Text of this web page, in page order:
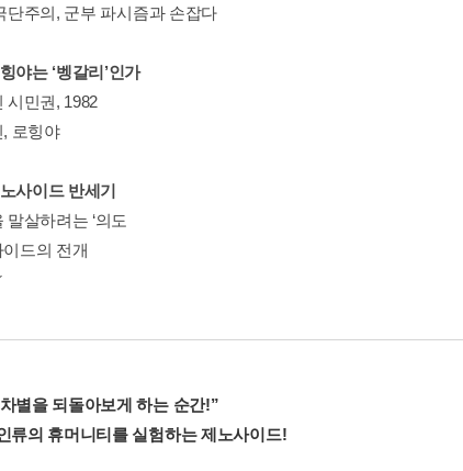
단주의, 군부 파시즘과 손잡다
야는 ‘벵갈리’인가
시민권, 1982
로힝야
사이드 반세기
말살하려는 ‘의도
드의 전개
별을 되돌아보게 하는 순간!”
류의 휴머니티를 실험하는 제노사이드!